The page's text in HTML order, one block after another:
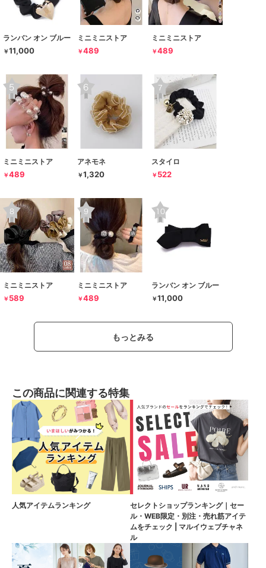
ランバン オン ブルー
￥11,000
ミニミニストア
￥489
ミニミニストア
￥489
ミニミニストア
￥489
アネモネ
￥1,320
スタイロ
￥ 522
ミニミニストア
￥ 589
ミニミニストア
￥489
ランバン オン ブルー
￥11,000
もっとみる
この商品に関連する特集
人気アイテムランキング
セレクトショップランキング｜セー
ル・WEB限定・別注・売れ筋アイテ
ムをチェック | マルイウェブチャネ
ル